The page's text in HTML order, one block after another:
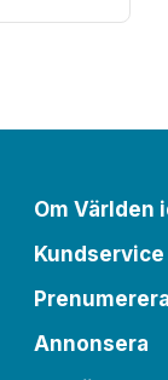
Om Världen
Kundservice
Annonsera